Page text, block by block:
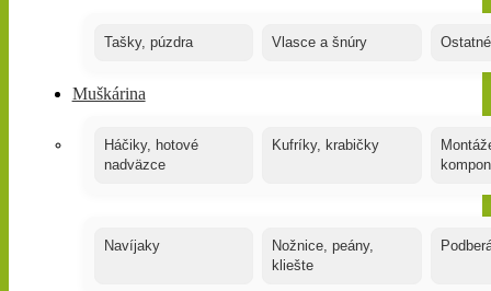
Tašky, púzdra Vlasce a šnúry Ostatné
Muškárina
Háčiky, hotové
nadväzce
Kufríky, krabičky
Navíjaky
Nožnice, peány,
kliešte